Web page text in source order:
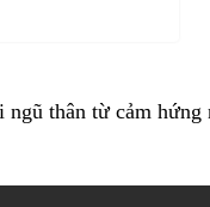
ngũ thân từ cảm